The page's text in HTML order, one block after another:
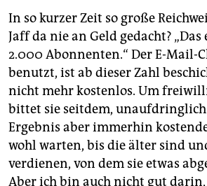
In so kurzer Zeit so große
Jaff da nie an Geld gedacht?
2.000 Abonnenten.“ Der E-Mail-
benutzt, ist ab dieser Zahl
nicht mehr kostenlos. Um
bittet sie seitdem,
Ergebnis aber immerhin
wohl warten, bis die älter sind
verdienen, von dem sie etwas
Aber ich bin auch nicht gut darin,